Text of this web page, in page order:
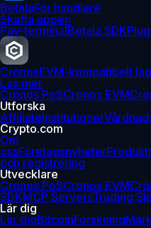
BetalaFör handlare
Skaffa appen
Pay-terminalBetala SDK
CronosEVM-kompatibelt
Läs mer
Cronos PoSCronos EVM
Utforska
AffiliateInstitutioner
Crypto.com
Om
ossFöretagsnyheter
och registrering
Utvecklare
Cronos PoSCronos EVM
SDKMCP ServersTrading
Lär dig
Lär digBitcoinForskning